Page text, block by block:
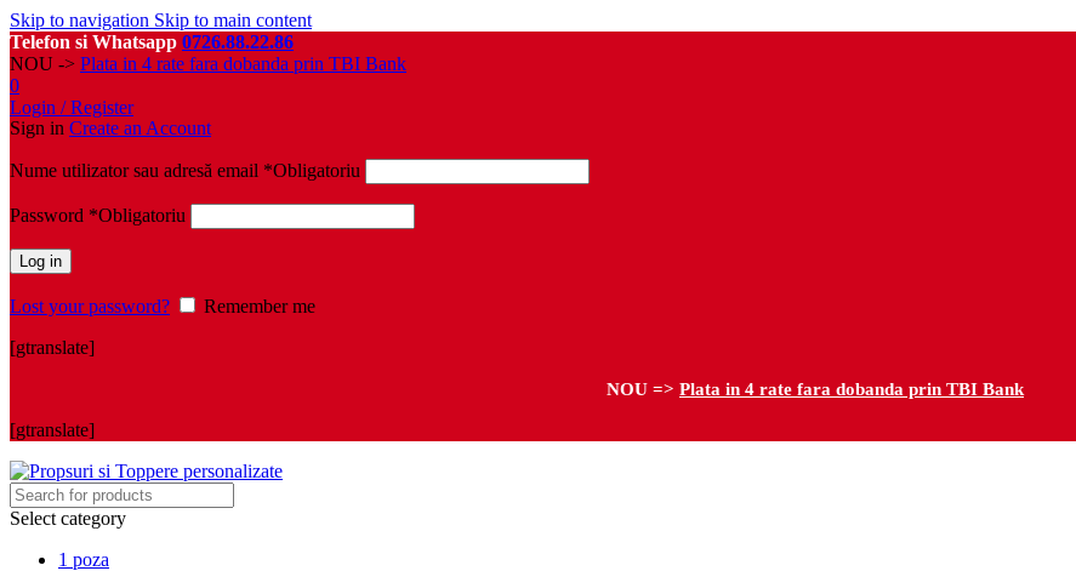
Skip to navigation Skip to main content
Telefon si Whatsapp 0726.88.22.86
NOU -> Plata in 4 rate fara dobanda prin TBI Bank
0
Login / Register
Sign in Create an Account
Nume utilizator sau adresă email *Obligatoriu
Password *Obligatoriu
Log in
Lost your password?
Remember me
[gtranslate]
NOU => Plata in 4 rate fara dobanda prin TBI Bank
[gtranslate]
Select category
1 poza